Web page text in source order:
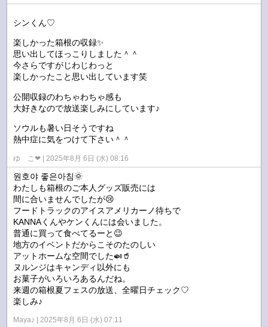
シンくん♡
楽しかった箱根の収録✨
思い出してほっこりしました＾＾
今さらですがじわじわっと
楽しかったこと思い出しています笑
公開収録のわちゃわちゃ感も
大好きなので放送楽しみにしています♪
ソウルも暑い日そうですね
熱中症に気をつけて下さい＾＾
ゆ こ❤︎ 2025年8月 6日 (水) 08:16
원호야 좋은아침🌞
わたしも箱根のご本人グッズ販売には
間に合いませんでしたが😢
フードトラックのアイスアメリカーノ待ちで
KANNAくんやケンくんには会いました。
普通に買って食べてるーと😉
地方のイベントだからこそのたのしい
アットホームな空間でした🍛🥤
ヌルンジはキャンディ以外にも
お菓子がいろいろあるんだね。
来週の箱根夏フェスの放送、全曜日チェック♡
楽しみ♪
Maya♪ 2025年8月 6日 (水) 07:11